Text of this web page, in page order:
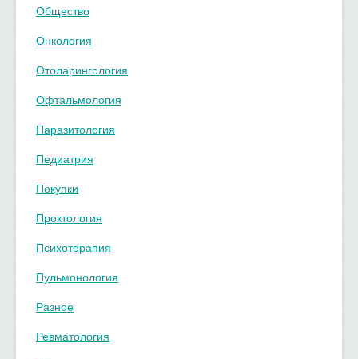
Общество
Онкология
Отоларингология
Офтальмология
Паразитология
Педиатрия
Покупки
Проктология
Психотерапия
Пульмонология
Разное
Ревматология